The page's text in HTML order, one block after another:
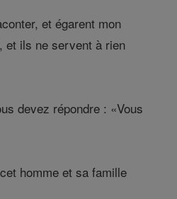
et égarent mon
et ils ne servent à rien
devez répondre : «Vous
homme et sa famille